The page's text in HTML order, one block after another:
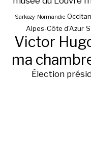
Sarkozy Normandie
Alpes-Côte d'Azur
Victor
ma
Élection